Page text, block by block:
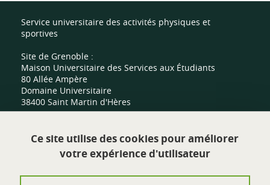
Service universitaire des activités physiques et
sportives
Site de Grenoble :
Maison Universitaire des Services aux Étudiants
80 Allée Ampère
Domaine Universitaire
38400 Saint Martin d'Hères
Site de Valence :
Centre sportif universitaire
Route de Malissard
Ce site utilise des cookies pour améliorer
votre expérience d'utilisateur